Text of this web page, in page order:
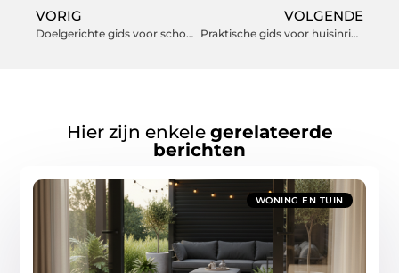
VORIG
Doelgerichte gids voor schoon, veilig en comfortabel wonen
VOLGENDE
Praktische gids voor huisinrichting
Hier zijn enkele gerelateerde
berichten
WONING EN TUIN